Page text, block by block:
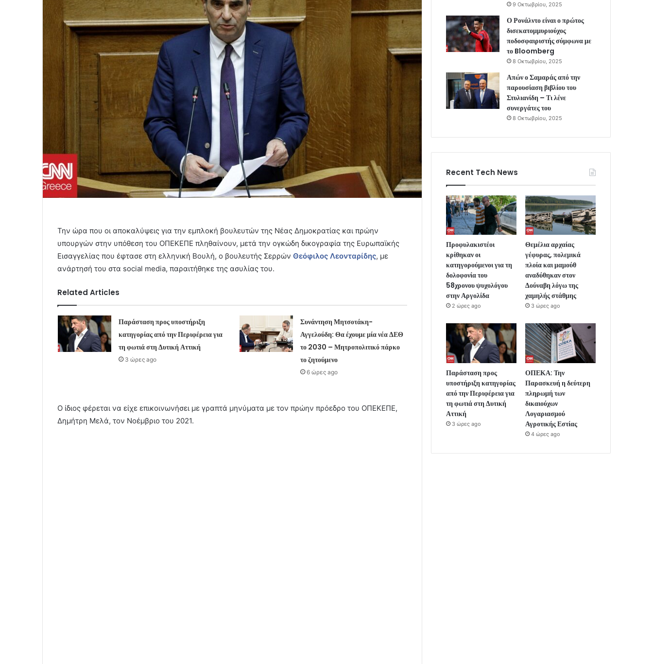
Την ώρα που οι αποκαλύψεις για την εμπλοκή βουλευτών της Νέας Δημοκρατίας και πρώην
υπουργών στην υπόθεση του ΟΠΕΚΕΠΕ πληθαίνουν, μετά την ογκώδη δικογραφία της Ευρωπαϊκής
Εισαγγελίας που έφτασε στη ελληνική Βουλή, ο βουλευτής Σερρών Θεόφιλος Λεονταρίδης, με
ανάρτησή του στα social media, παραιτήθηκε της ασυλίας του.
Related Articles
Παράσταση προς υποστήριξη
κατηγορίας από την Περιφέρεια για
τη φωτιά στη Δυτική Αττική
3 ώρες ago
Συνάντηση Μητσοτάκη-
Αγγελούδη: Θα έχουμε μία νέα ΔΕΘ
το 2030 – Μητροπολιτικό πάρκο
το ζητούμενο
6 ώρες ago
Ο ίδιος φέρεται να είχε επικοινωνήσει με γραπτά μηνύματα με τον πρώην πρόεδρο του ΟΠΕΚΕΠΕ,
Δημήτρη Μελά, τον Νοέμβριο του 2021.
9 Οκτωβρίου, 2025
Ο Ρονάλντο είναι ο πρώτος
δισεκατομμυριούχος
ποδοσφαιριστής σύμφωνα με
το Bloomberg
8 Οκτωβρίου, 2025
Απών ο Σαμαράς από την
παρουσίαση βιβλίου του
Στυλιανίδη – Τι λένε
συνεργάτες του
8 Οκτωβρίου, 2025
Recent Tech News
Προφυλακιστέοι
κρίθηκαν οι
κατηγορούμενοι για τη
δολοφονία του
58χρονου ψυχολόγου
στην Αργολίδα
2 ώρες ago
Θεμέλια αρχαίας
γέφυρας, πολεμικά
πλοία και μαμούθ
αναδύθηκαν στον
Δούναβη λόγω της
χαμηλής στάθμης
3 ώρες ago
Παράσταση προς
υποστήριξη κατηγορίας
από την Περιφέρεια για
τη φωτιά στη Δυτική
Αττική
3 ώρες ago
ΟΠΕΚΑ: Την
Παρασκευή η δεύτερη
πληρωμή των
δικαιούχων
Λογαριασμού
Αγροτικής Εστίας
4 ώρες ago